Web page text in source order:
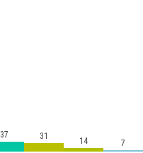
37 31 14 7